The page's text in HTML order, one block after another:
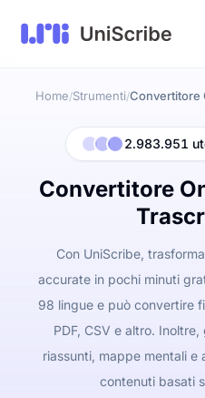
Home/Strumenti/Convertitore
2.983.951
Convertitore
Con UniScribe,
accurate in pochi minuti
98 lingue e può convertire
PDF, CSV e altro.
riassunti, mappe mentali
contenuti basati